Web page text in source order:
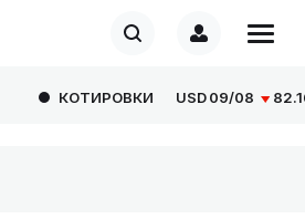
КОТИРОВКИ USD 09/08 82.1665